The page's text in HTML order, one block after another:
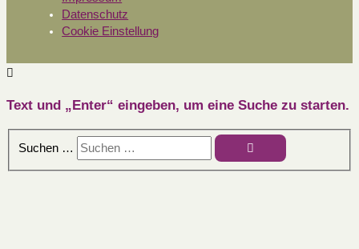
Datenschutz
Cookie Einstellung
Text und „Enter“ eingeben, um eine Suche zu starten.
Suchen …